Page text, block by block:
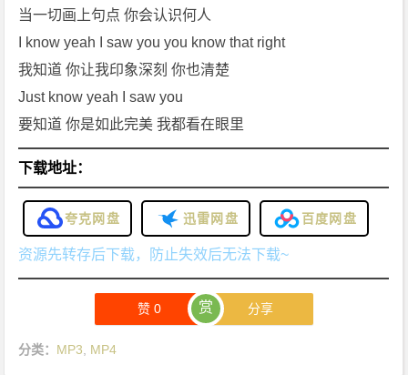
当一切画上句点 你会认识何人
I know yeah I saw you you know that right
我知道 你让我印象深刻 你也清楚
Just know yeah I saw you
要知道 你是如此完美 我都看在眼里
下载地址：
夸克网盘 迅雷网盘 百度网盘
资源先转存后下载，防止失效后无法下载~
赞0 赏 分享
分类： MP3 MP4